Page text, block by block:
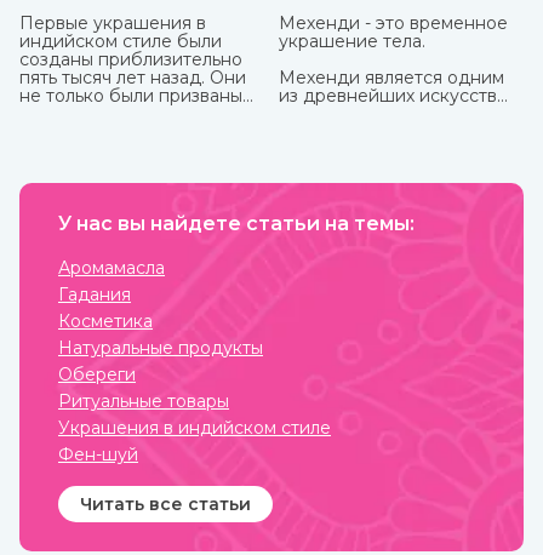
Первые украшения в
индийском стиле были
созданы приблизительно
пять тысяч лет назад. Они
не только были призваны
способностью защищать.
женщины, но и мужчины
которые предназначались
для определенных
жизненных событий —
взросление, свадьба,
ритуалы. При этом каждая
вещь имеет свое значение
и передается в
поколениях. Приобрести
индийские ювелирные
украшения вы можете в
интернет-магазине
ИндоКитай с доставкой по
Мехенди - это временное
украшение тела.
Мехенди является одним
из древнейших искусств
мехенди не установлено.
хной занимались народы
У нас вы найдете статьи на темы:
Аромамасла
Гадания
Косметика
Натуральные продукты
Обереги
Ритуальные товары
Украшения в индийском стиле
Фен-шуй
Читать все статьи